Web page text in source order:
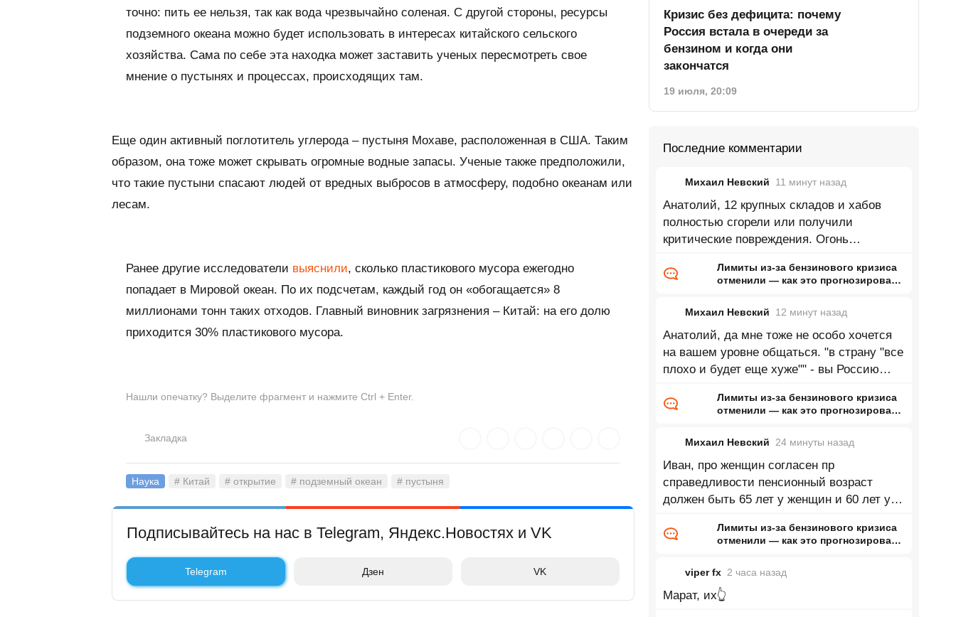
точно: пить ее нельзя, так как вода чрезвычайно соленая. С другой стороны, ресурсы
подземного океана можно будет использовать в интересах китайского сельского
хозяйства. Сама по себе эта находка может заставить ученых пересмотреть свое
мнение о пустынях и процессах, происходящих там.
Еще один активный поглотитель углерода – пустыня Мохаве, расположенная в США. Таким
образом, она тоже может скрывать огромные водные запасы. Ученые также предположили,
что такие пустыни спасают людей от вредных выбросов в атмосферу, подобно океанам или
лесам.
Ранее другие исследователи выяснили, сколько пластикового мусора ежегодно
попадает в Мировой океан. По их подсчетам, каждый год он «обогащается» 8
миллионами тонн таких отходов. Главный виновник загрязнения – Китай: на его долю
приходится 30% пластикового мусора.
Нашли опечатку? Выделите фрагмент и нажмите Ctrl + Enter.
Закладка
Наука # Китай # открытие # подземный океан # пустыня
Подписывайтесь на нас в Telegram, Яндекс.Новостях и VK
Telegram Дзен VK
Кризис без дефицита: почему
Россия встала в очереди за
бензином и когда они
закончатся
19 июля, 20:09
Последние комментарии
Михаил Невский 11 минут назад
Анатолий, 12 крупных складов и хабов
полностью сгорели или получили
критические повреждения. Огонь
складскихЛимиты из-за бензинового кризиса
отменили — как это прогнозировал
Михаил Невский
12 минут назад
Анатолий, да мне тоже не особо хочется
на вашем уровне общаться. "в страну "все
плохо и будет еще хуже"" - вы Россию
Лимиты из-за бензинового кризиса
отменили — как это прогнозировал
Михаил Невский
24 минуты назад
Иван, про женщин согласен пр
справедливости пенсионный возраст
должен быть 65 лет у женщин и 60 лет у
уровняли
Лимиты из-за бензинового кризиса
отменили — как это прогнозировал
viper fx 2 часа назад
Марат, их👆